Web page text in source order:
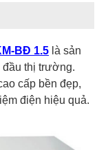
BĐ 1.5 là sản
đầu thị trường.
cấp bền đẹp,
điện hiệu quả.